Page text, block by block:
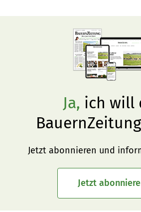
Ja, ich will
Jetzt abonnieren und
Jetzt